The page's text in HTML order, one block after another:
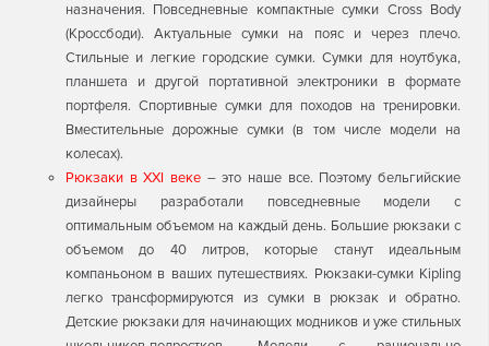
назначения. Повседневные компактные сумки Cross Body
(Кроссбоди). Актуальные сумки на пояс и через плечо.
Стильные и легкие городские сумки. Сумки для ноутбука,
планшета и другой портативной электроники в формате
портфеля. Спортивные сумки для походов на тренировки.
Вместительные дорожные сумки (в том числе модели на
колесах).
Рюкзаки в ХXI веке – это наше все. Поэтому бельгийские
дизайнеры разработали повседневные модели с
оптимальным объемом на каждый день. Большие рюкзаки с
объемом до 40 литров, которые станут идеальным
компаньоном в ваших путешествиях. Рюкзаки-сумки Kipling
легко трансформируются из сумки в рюкзак и обратно.
Детские рюкзаки для начинающих модников и уже стильных